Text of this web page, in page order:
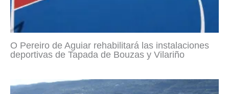
O Pereiro de Aguiar rehabilitará las instalaciones
deportivas de Tapada de Bouzas y Vilariño